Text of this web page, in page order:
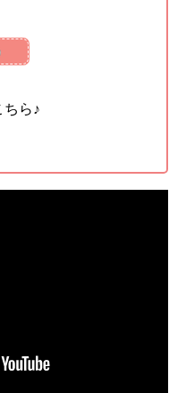
ちら♪